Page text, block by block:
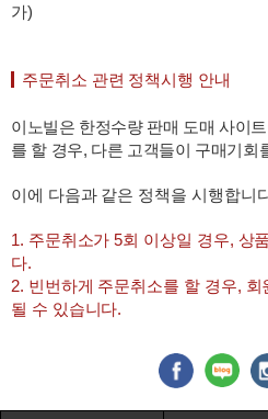
가)
주문취소 관련 정책시행 안내
이노빌은 한정수량 판매 도매 사이
를 할 경우, 다른 고객들이 구매기회
이에 다음과 같은 정책을 시행합니
1. 주문취소가 5회 이상일 경우, 상
다.
2. 빈번하게 주문취소를 할 경우,
될 수 있습니다.